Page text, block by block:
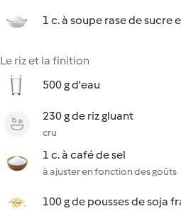
1 c. à soupe rase de sucre
Le riz et la finition
500 g d'eau
230 g de riz gluant
cru
1 c. à café de sel
à ajuster en fonction des goûts
100 g de pousses de soja